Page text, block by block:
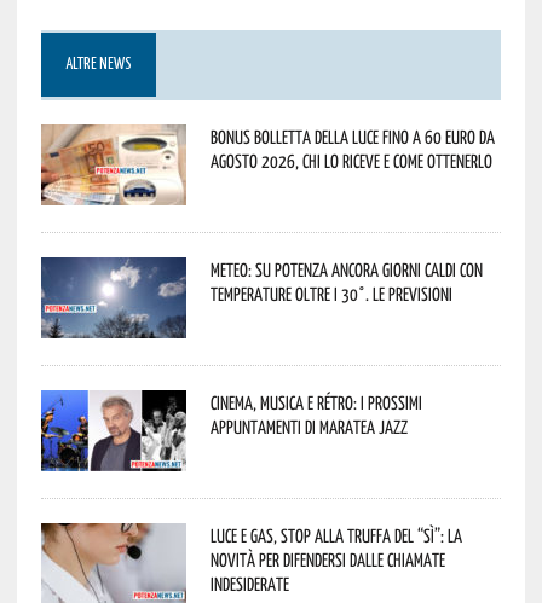
ALTRE NEWS
Bonus bolletta della luce fino a 60 euro da
agosto 2026, chi lo riceve e come ottenerlo
Meteo: su Potenza ancora giorni caldi con
temperature oltre i 30°. Le previsioni
Cinema, musica e rétro: i prossimi
appuntamenti di Maratea Jazz
Luce e gas, stop alla truffa del “Sì”: la
novità per difendersi dalle chiamate
indesiderate